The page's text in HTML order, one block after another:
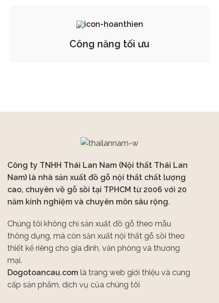
Công năng tối ưu
Công ty TNHH Thái Lan Nam (Nội thất Thái Lan
Nam) là nhà sản xuất đồ gỗ nội thất chất lượng
cao, chuyên về gỗ sồi tại TPHCM từ 2006 với 20
năm kinh nghiệm và chuyên môn sâu rộng.
Chúng tôi không chỉ sản xuất đồ gỗ theo mẫu
thông dụng, mà còn sản xuất nội thất gỗ sồi theo
thiết kế riêng cho gia đình, văn phòng và thương
mại.
Dogotoancau.com là trang web giới thiệu và cung
cấp sản phẩm, dịch vụ của chúng tôi